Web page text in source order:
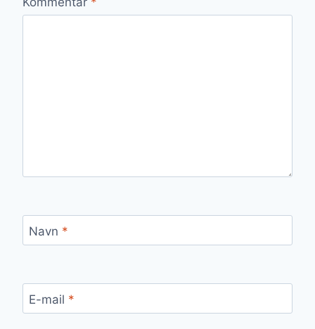
Navn *
E-mail *